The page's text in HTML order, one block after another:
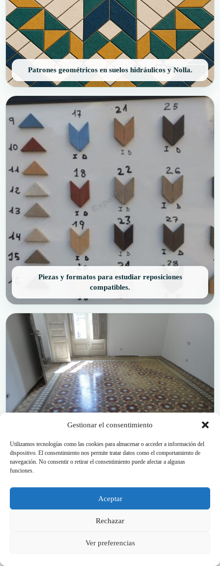
Gestionar el consentimiento
Utilizamos tecnologías como las cookies para almacenar o acceder a información del
dispositivo. El consentimiento nos permite tratar datos como el comportamiento de
navegación. No consentir o retirar el consentimiento puede afectar a algunas
funciones.
Aceptar
Rechazar
Ver preferencias
Patrones geométricos en suelos hidráulicos y Nolla.
Piezas y formatos para estudiar reposiciones
compatibles.
Suelo hidráulico antiguo con geometría y sanefa
decorativa.